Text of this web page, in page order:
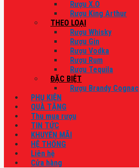
Rượu X.O
Rượu King Arthur
THEO LOẠI
Rượu Whisky
Rượu Gin
Rượu Vodka
Rượu Rum
Rượu Tequila
ĐẶC BIỆT
Rượu Brandy Cognac
PHỤ KIỆN
QUÀ TẶNG
Thu mua rượu
TIN TỨC
KHUYẾN MÃI
HỆ THỐNG
Liên hệ
Cửa hàng